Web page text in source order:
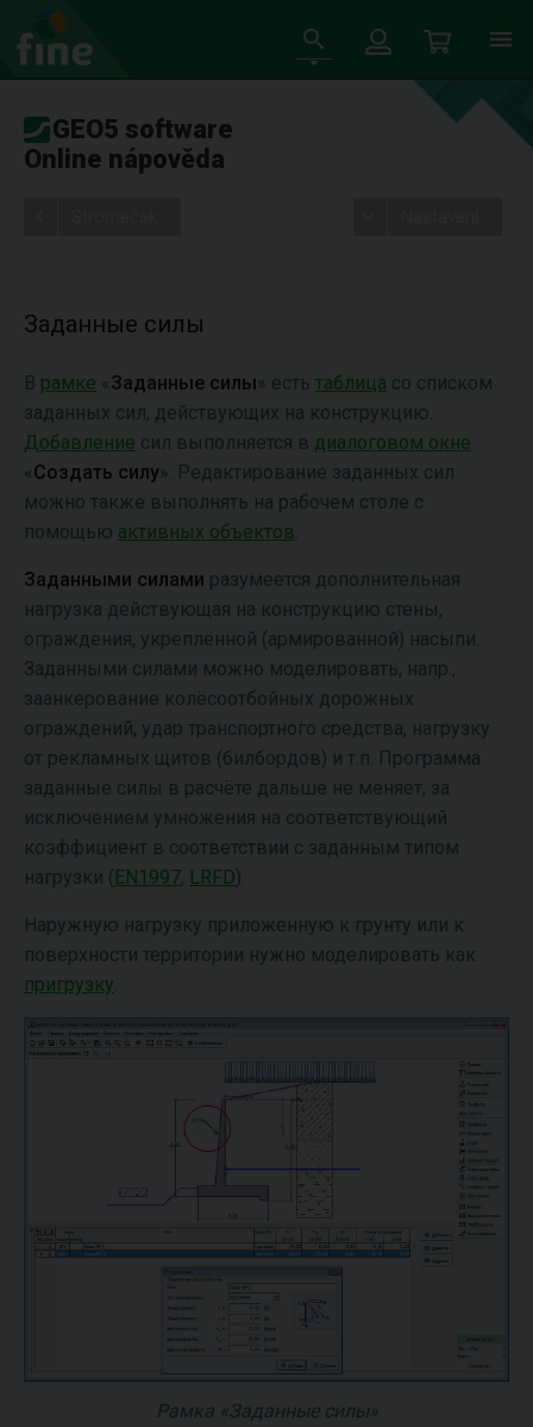
GEO5 software
Online nápověda
Заданные силы
В рамке « Заданные силы » есть таблица со списком
заданных сил, действующих на конструкцию.
Добавление сил выполняется в диалоговом окне
« Создать силу ». Редактирование заданных сил
можно также выполнять на рабочем столе с
помощью активных объектов
Заданными силами разумеется дополнительная
нагрузка действующая на конструкцию стены,
ограждения, укреплённой (армированной) насыпи.
Заданными силами можно моделировать, напр.,
заанкерование колёсоотбойных дорожных
ограждений, удар транспортного средства, нагрузку
от рекламных щитов (билбордов) и т.п. Программа
заданные силы в расчёте дальше не меняет, за
исключением умножения на соответствующий
коэффициент в соответствии с заданным типом
нагрузки ( EN1997, LRFD).
Наружную нагрузку приложенную к грунту или к
поверхности территории нужно моделировать как
пригрузку
Рамка «Заданные силы»